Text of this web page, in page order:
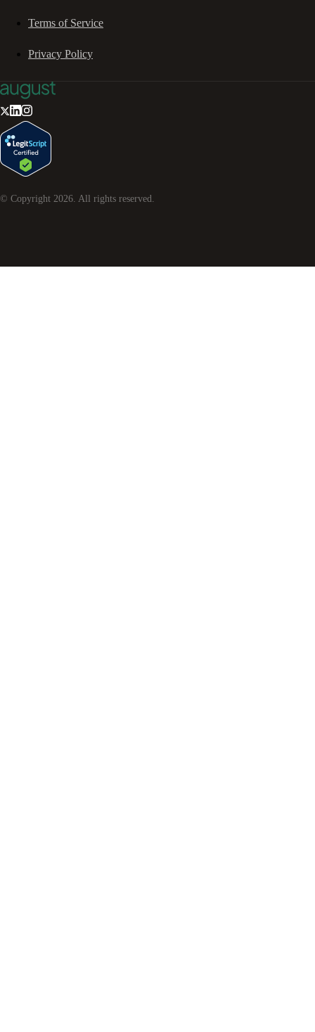
Terms of Service
Privacy Policy
© Copyright 2026 . All rights reserved.